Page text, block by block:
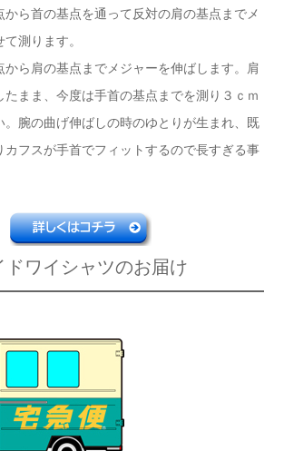
ら首の基点を通って反対の肩の基点までメ
測ります。
ら肩の基点までメジャーを伸ばします。肩
たまま、今度は手首の基点までを測り３ｃｍ
。腕の曲げ伸ばしの時のゆとりが生まれ、既
カフスが手首でフィットするので長すぎる事
ドワイシャツのお届け